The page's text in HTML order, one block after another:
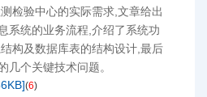
检验中心的实际需求,文章给出
系统的业务流程,介绍了系统功
构及数据库表的结构设计,最后
几个关键技术问题。
](6)